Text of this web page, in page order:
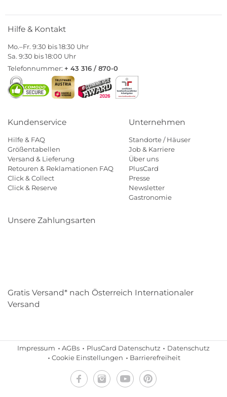
Hilfe & Kontakt
Mo.–Fr. 9:30 bis 18:30 Uhr
Sa. 9:30 bis 18:00 Uhr
Telefonnummer: + 43 316 / 870-0
Kundenservice
Hilfe & FAQ
Größentabellen
Versand & Lieferung
Retouren & Reklamationen FAQ
Click & Collect
Click & Reserve
Unternehmen
Standorte / Häuser
Job & Karriere
Über uns
PlusCard
Presse
Newsletter
Gastronomie
Unsere Zahlungsarten
Gratis Versand* nach Österreich Internationaler
Versand
Impressum AGBs PlusCard Datenschutz
Datenschutz
Cookie Einstellungen
Barrierefreiheit